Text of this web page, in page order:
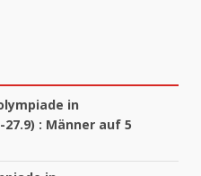
in
: Männer auf 5